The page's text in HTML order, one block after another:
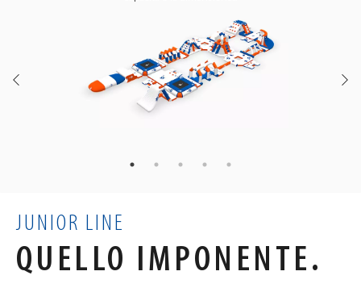
DIVERTIMENTO SU
YOUTUBE
JUNIOR LINE
QUELLO IMPONENTE.